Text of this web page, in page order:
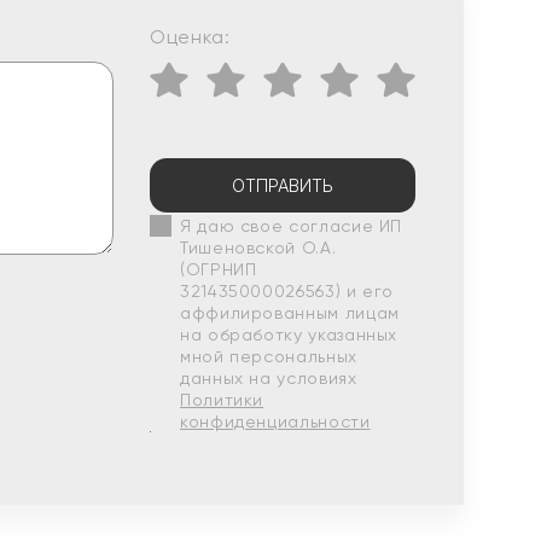
Оценка:
ОТПРАВИТЬ
Я даю свое согласие ИП
Тишеновской О.А.
(ОГРНИП
321435000026563) и его
аффилированным лицам
на обработку указанных
мной персональных
данных на условиях
Политики
конфиденциальности